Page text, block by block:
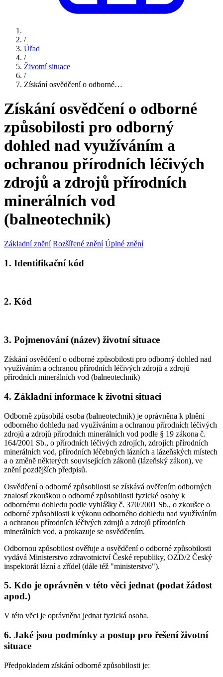
/
Úřad
/
Životní situace
/
Získání osvědčení o odborné…
Získání osvědčení o odborné
způsobilosti pro odborný
dohled nad využíváním a
ochranou přírodních léčivých
zdrojů a zdrojů přírodních
minerálních vod
(balneotechnik)
Základní znění Rozšířené znění Úplné znění
1. Identifikační kód
2. Kód
3. Pojmenování (název) životní situace
Získání osvědčení o odborné způsobilosti pro odborný dohled nad
využíváním a ochranou přírodních léčivých zdrojů a zdrojů
přírodních minerálních vod (balneotechnik)
4. Základní informace k životní situaci
Odborně způsobilá osoba (balneotechnik) je oprávněna k plnění
odborného dohledu nad využíváním a ochranou přírodních léčivých
zdrojů a zdrojů přírodních minerálních vod podle § 19 zákona č.
164/2001 Sb., o přírodních léčivých zdrojích, zdrojích přírodních
minerálních vod, přírodních léčebných lázních a lázeňských místech
a o změně některých souvisejících zákonů (lázeňský zákon), ve
znění pozdějších předpisů.
Osvědčení o odborné způsobilosti se získává ověřením odborných
znalostí zkouškou o odborné způsobilosti fyzické osoby k
odbornému dohledu podle vyhlášky č. 370/2001 Sb., o zkoušce o
odborné způsobilosti k výkonu odborného dohledu nad využíváním
a ochranou přírodních léčivých zdrojů a zdrojů přírodních
minerálních vod, a prokazuje se osvědčením.
Odbornou způsobilost ověřuje a osvědčení o odborné způsobilosti
vydává Ministerstvo zdravotnictví České republiky, OZD/2 Český
inspektorát lázní a zřídel (dále též "ministerstvo").
5. Kdo je oprávněn v této věci jednat (podat žádost
apod.)
V této věci je oprávněna jednat fyzická osoba.
6. Jaké jsou podmínky a postup pro řešení životní
situace
Předpokladem získání odborné způsobilosti je: